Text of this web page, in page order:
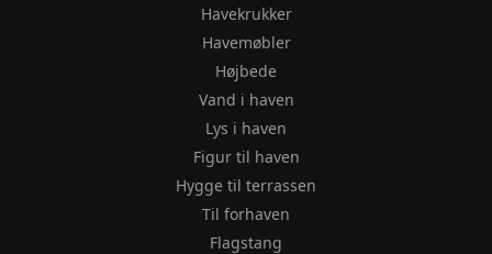
Havekrukker
Havemøbler
Højbede
Vand i haven
Lys i haven
Figur til haven
Hygge til terrassen
Til forhaven
Flagstang